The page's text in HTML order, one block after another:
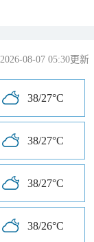
2026-08-07 05:30更新
38/27°C
38/27°C
38/27°C
38/26°C